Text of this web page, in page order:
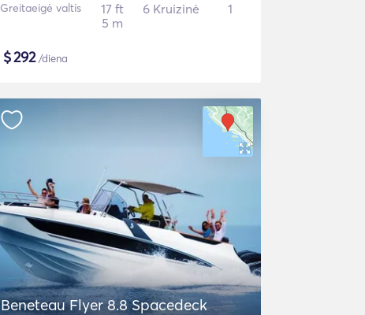
Greitaeigė valtis
17 ft
5 m
6 Kruizinė 1
$292/diena
Beneteau Flyer 8.8 Spacedeck